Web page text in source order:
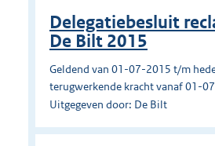
Delegatiebesluit
De Bilt 2015
Geldend van 01-07-2015 t/m
terugwerkende kracht vanaf 01-
Uitgegeven door: De Bilt